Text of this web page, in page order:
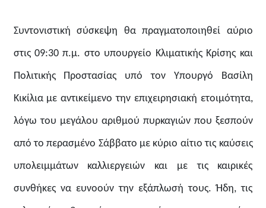
Συντονιστική σύσκεψη θα πραγματοποιηθεί αύριο
στις 09:30 π.μ. στο υπουργείο Κλιματικής Κρίσης και
Πολιτικής Προστασίας υπό τον Υπουργό Βασίλη
Κικίλια με αντικείμενο την επιχειρησιακή ετοιμότητα,
λόγω του μεγάλου αριθμού πυρκαγιών που ξεσπούν
από το περασμένο Σάββατο με κύριο αίτιο τις καύσεις
υπολειμμάτων καλλιεργειών και με τις καιρικές
συνθήκες να ευνοούν την εξάπλωσή τους. Ήδη, τις